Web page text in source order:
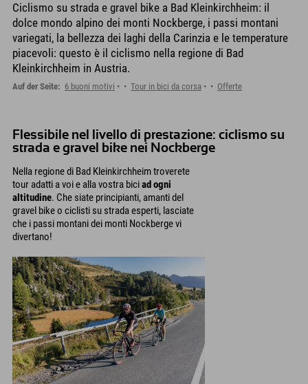
Ciclismo su strada e gravel bike a Bad Kleinkirchheim: il
dolce mondo alpino dei monti Nockberge, i passi montani
variegati, la bellezza dei laghi della Carinzia e le temperature
piacevoli: questo è il ciclismo nella regione di Bad
Kleinkirchheim in Austria.
Auf der Seite: 6 buoni motivi Tour in bici da corsa Offerte
Flessibile nel livello di prestazione: ciclismo su
strada e gravel bike nei Nockberge
Nella regione di Bad Kleinkirchheim troverete
tour adatti a voi e alla vostra biciad ogni
altitudine. Che siate principianti, amanti del
gravel bike o ciclisti su strada esperti, lasciate
che i passi montani dei monti Nockberge vi
divertano!